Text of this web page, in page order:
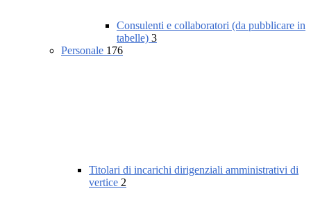
Consulenti e collaboratori (da pubblicare in
tabelle) 3
Personale 176
Titolari di incarichi dirigenziali amministrativi di
vertice 2